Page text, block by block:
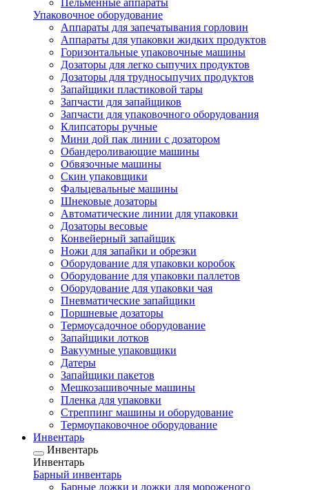
Пельменные аппараты
Упаковочное оборудование
Аппараты для запечатывания горловин
Аппараты для упаковки жидких продуктов
Горизонтальные упаковочные машины
Дозаторы для легко сыпучих продуктов
Дозаторы для трудносыпучих продуктов
Запайщики пластиковой тары
Запчасти для запайщиков
Запчасти для упаковочного оборудования
Клипсаторы ручные
Мини дой пак линии с дозатором
Обандероливающие машины
Обвязочные машины
Скин упаковщики
Фальцевальные машины
Шнековые дозаторы
Автоматические линии для упаковки
Дозаторы весовые
Конвейерный запайщик
Ножи для запайки и обрезки
Оборудование для упаковки коробок
Оборудование для упаковки паллетов
Оборудование для упаковки чая
Пневматические запайщики
Поршневые дозаторы
Термоусадочное оборудование
Запайщики лотков
Вакуумные упаковщики
Датеры
Запайщики пакетов
Мешкозашивочные машины
Пленка для упаковки
Стреппинг машины и оборудование
Термоупаковочное оборудование
Инвентарь
Инвентарь
Инвентарь
Барный инвентарь
Барные ложки и ложки для мороженого